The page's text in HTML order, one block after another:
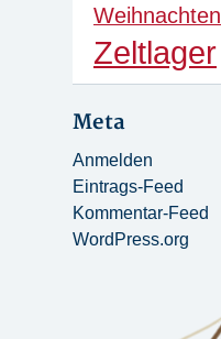
Weihnachten
Zeltlager
Meta
Anmelden
Eintrags-Feed
Kommentar-Feed
WordPress.org